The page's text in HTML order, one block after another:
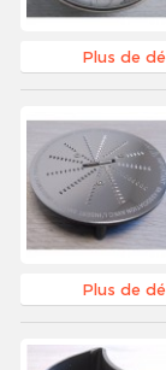
Plus de
Plus de